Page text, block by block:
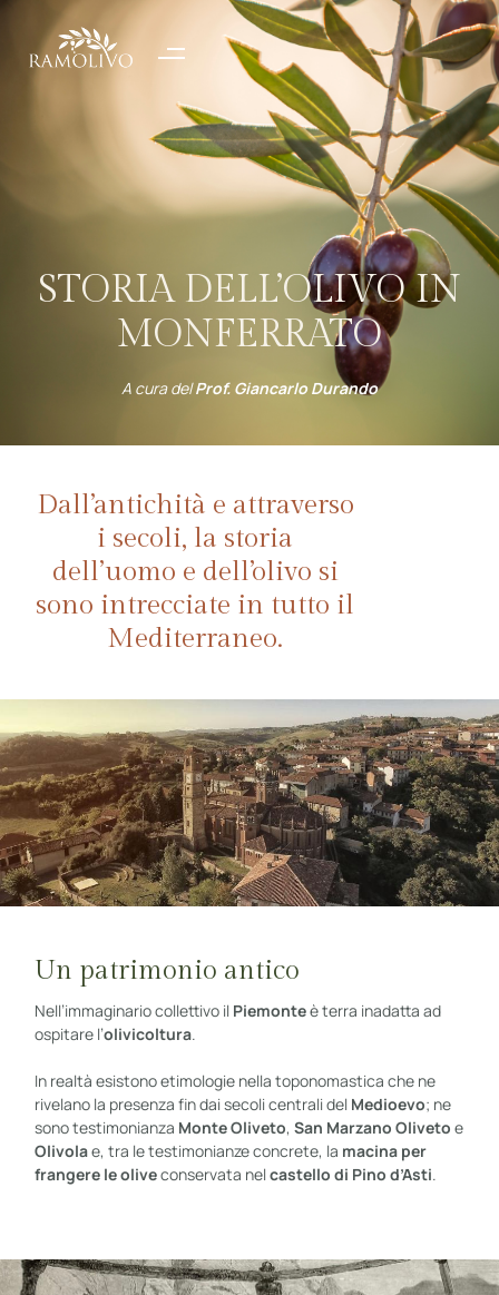
STORIA DELL’OLIVO IN
MONFERRATO
A cura delProf. Giancarlo Durando
Dall’antichità e attraverso
i secoli, la storia
dell’uomo e dell’olivo si
sono intrecciate in tutto il
Mediterraneo.
Un patrimonio antico
Nell’immaginario collettivo il Piemonteè terra inadatta ad
ospitare l’olivicoltura.
In realtà esistono etimologie nella toponomastica che ne
rivelano la presenza fin dai secoli centrali del Medioevo; ne
sono testimonianza Monte Oliveto,San Marzano Oliveto e
Olivolae, tra le testimonianze concrete, la macina per
frangere le oliveconservata nelcastello di Pino d’Asti.